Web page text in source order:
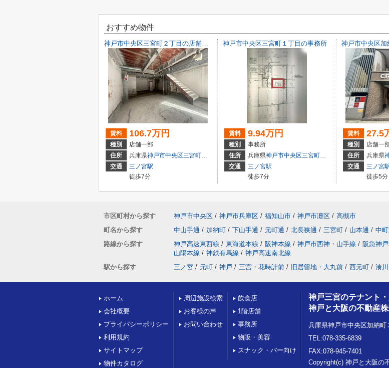
おすすめ物件
神戸市中央区三宮町２丁目の店舗一部
賃料 106.7万円
種別
店舗一部
住所
兵庫県神戸市中央区三宮町２丁目9-3
交通
三ノ宮駅
徒歩7分
神戸市中央区三宮町１丁目の事務所
賃料 9.94万円
種別
事務所
住所
兵庫県神戸市中央区三宮町１丁目
交通
三ノ宮駅
徒歩7分
賃料 27.5
種別
店舗一
住所
兵庫県
交通
三ノ宮
徒歩5分
市区町村から探す 神戸市中央区 / 神戸市兵庫区 / 福知山市 / 神戸市灘区 / 高槻市
町名から探す
中山手通 / 加納町 / 下山手通 / 元町通 / 北長狭通 / 三宮町 / 山本通 / 中
路線から探す
神戸高速東西線 / 東海道本線 / 阪神本線 / 神戸市西神・山手線 / 阪急神
山陽本線 / 神鉄有馬線 / 神戸高速南北線
駅から探す
三ノ宮 / 元町 / 神戸 / 三宮・花時計前 / 旧居留地・大丸前 / 西元町 / 湊川
ホーム
会社概要
プライバシーポリシー
利用規約
サイトマップ
物件カタログ
周辺施設検索
お客様の声
お問い合わせ
飲食店
1階店舗
事務所
物販・美容
スナック・バー向け
神戸三宮のテナント
神戸と大阪の不動産
兵庫県神戸市中央区加納町
TEL:078-335-6839
FAX:078-945-7401
Copyright(c) 神戸と大阪の